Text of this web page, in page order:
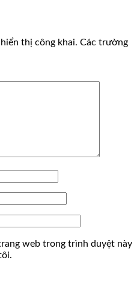
thị công khai. Các trường
web trong trình duyệt này